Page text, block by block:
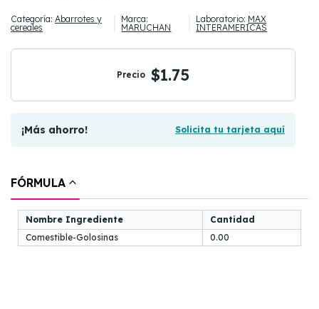
Categoría: Abarrotes y
cereales
Marca:
MARUCHAN
Laboratorio: MAX
INTERAMERICAS
Precio $1.75
¡Más ahorro! Solicita tu tarjeta aquí
FÓRMULA
Nombre Ingrediente
Cantidad
Comestible-Golosinas
0.00